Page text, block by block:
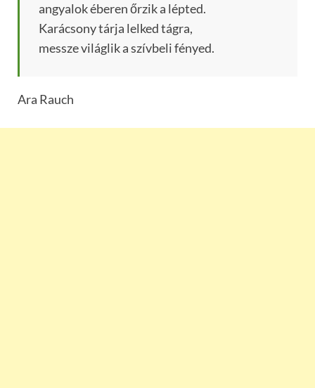
angyalok éberen őrzik a lépted.
Karácsony tárja lelked tágra,
messze világlik a szívbeli fényed.
Ara Rauch